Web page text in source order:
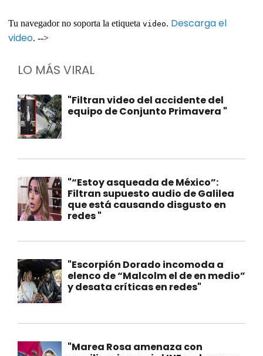
Tu navegador no soporta la etiqueta video. Descarga el
video. -->
LO MÁS VIRAL
"Filtran video del accidente del
equipo de Conjunto Primavera "
"“Estoy asqueada de México”:
Filtran supuesto audio de Galilea
que está causando disgusto en
redes "
"Escorpión Dorado incomoda a
elenco de “Malcolm el de en medio”
y desata críticas en redes"
"Marea Rosa amenaza con